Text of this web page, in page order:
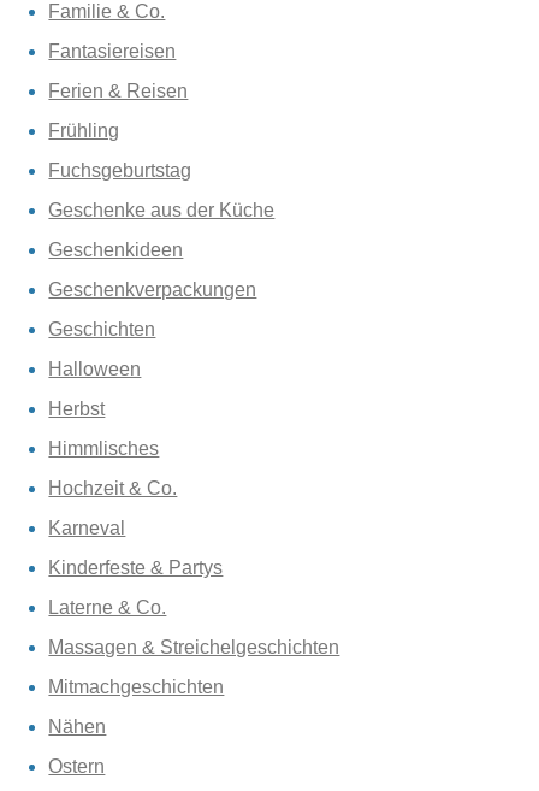
Familie & Co.
Fantasiereisen
Ferien & Reisen
Frühling
Fuchsgeburtstag
Geschenke aus der Küche
Geschenkideen
Geschenkverpackungen
Geschichten
Halloween
Herbst
Himmlisches
Hochzeit & Co.
Karneval
Kinderfeste & Partys
Laterne & Co.
Massagen & Streichelgeschichten
Mitmachgeschichten
Nähen
Ostern